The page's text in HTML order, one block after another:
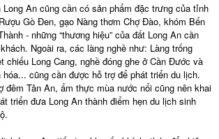
Long An cũng cần có sản phẩm đặc trưng của tỉnh
Gò Đen, gạo Nàng thơm Chợ Đào, khóm Bến
- những “thương hiệu” của đất Long An cần
Ngoài ra, các làng nghề như: Làng trống
chiếu Long Cang, nghề đóng ghe ở Cần Đước và
cũng cần được hỗ trợ để phát triển du lịch.
đêm Tân An, ẩm thực mùa nước nổi cũng nên khai
triển đưa Long An thành điểm hẹn du lịch sinh